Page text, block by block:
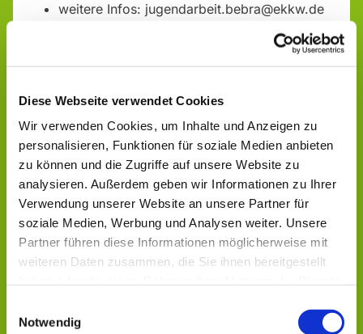
Diese Webseite verwendet Cookies
Wir verwenden Cookies, um Inhalte und Anzeigen zu
personalisieren, Funktionen für soziale Medien anbieten
zu können und die Zugriffe auf unsere Website zu
analysieren. Außerdem geben wir Informationen zu Ihrer
Verwendung unserer Website an unsere Partner für
soziale Medien, Werbung und Analysen weiter. Unsere
Partner führen diese Informationen möglicherweise mit
weiteren Daten zusammen, die Sie ihnen bereitgestellt
Notwendig
weitere Infos: jugendarbeit.bebra@ekkw.de
oder bei Diakon Ole Jaekel unter der: +49